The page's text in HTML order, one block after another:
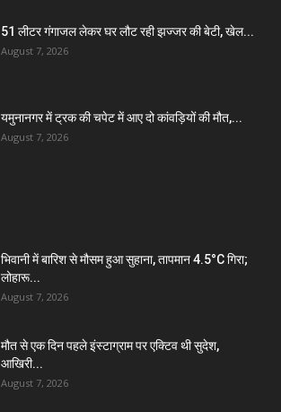
51 लीटर गंगाजल लेकर घर लौट रही झज्जर की बेटी, खेल...
August 7, 2026
यमुनानगर में ट्रक की चपेट में आए दो कांवड़ियों की मौत,...
August 7, 2026
भिवानी में बारिश से मौसम हुआ सुहाना, तापमान 4.5°C गिरा;
लोहारू...
August 7, 2026
मौत से एक दिन पहले इंस्टाग्राम पर एक्टिव थी सुदेश,
आखिरी...
August 7, 2026